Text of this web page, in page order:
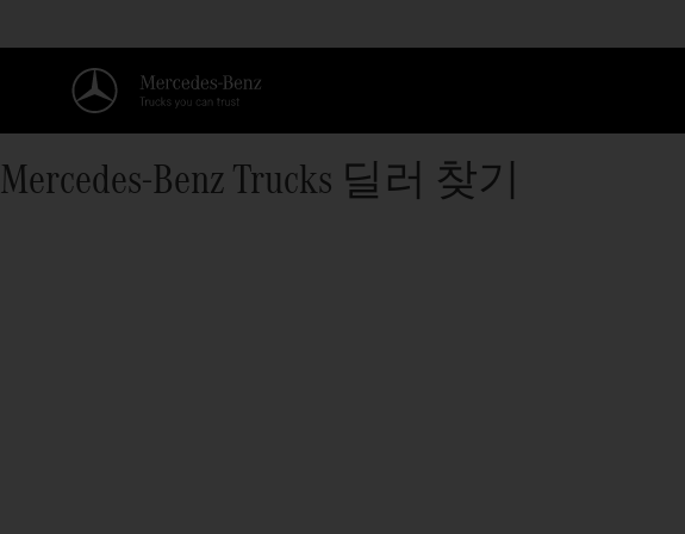
Mercedes‑Benz Trucks 딜러 찾기